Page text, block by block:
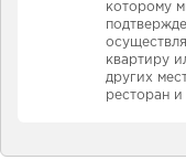
которому
квартиру
других
ресторан